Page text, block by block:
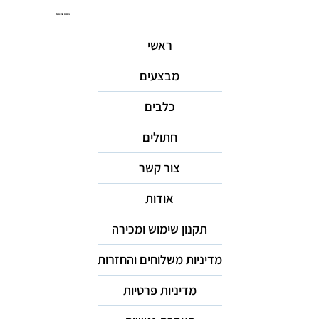
ניווט באתר
ראשי
מבצעים
כלבים
חתולים
צור קשר
אודות
תקנון שימוש ומכירה
מדיניות משלוחים והחזרות
מדיניות פרטיות